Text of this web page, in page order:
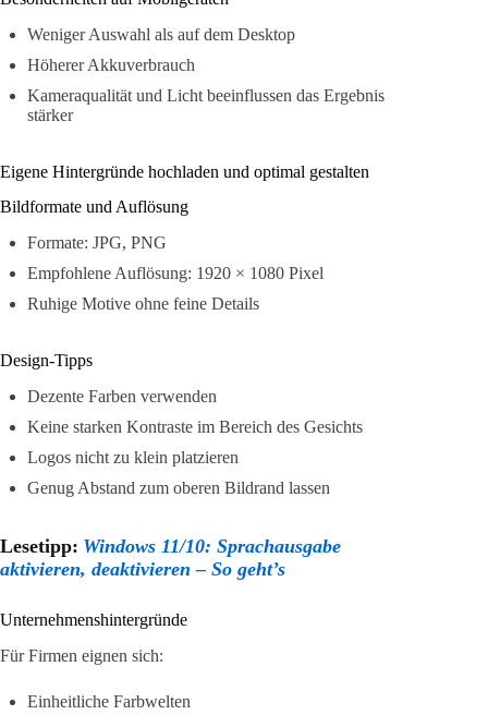
Weniger Auswahl als auf dem Desktop
Höherer Akkuverbrauch
Kameraqualität und Licht beeinflussen das Ergebnis
stärker
Eigene Hintergründe hochladen und optimal gestalten
Bildformate und Auflösung
Formate: JPG, PNG
Empfohlene Auflösung: 1920 × 1080 Pixel
Ruhige Motive ohne feine Details
Design-Tipps
Dezente Farben verwenden
Keine starken Kontraste im Bereich des Gesichts
Logos nicht zu klein platzieren
Genug Abstand zum oberen Bildrand lassen
Lesetipp: Windows 11/10: Sprachausgabe
aktivieren, deaktivieren – So geht’s
Unternehmenshintergründe
Für Firmen eignen sich:
Einheitliche Farbwelten